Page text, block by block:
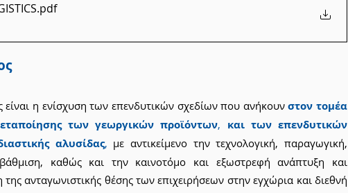
.pdf
η ενίσχυση των επενδυτικών σχεδίων που ανήκουν στον τομέα
των γεωργικών προϊόντων, και των επενδυτικών
αλυσίδας, με αντικείμενο την τεχνολογική, παραγωγική,
καθώς και την καινοτόμο και εξωστρεφή ανάπτυξη και
ανταγωνιστικής θέσης των επιχειρήσεων στην εγχώρια και διεθνή